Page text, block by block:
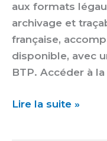
aux formats
archivage et
française,
disponible, avec
BTP. Accéder à
Lire la suite »